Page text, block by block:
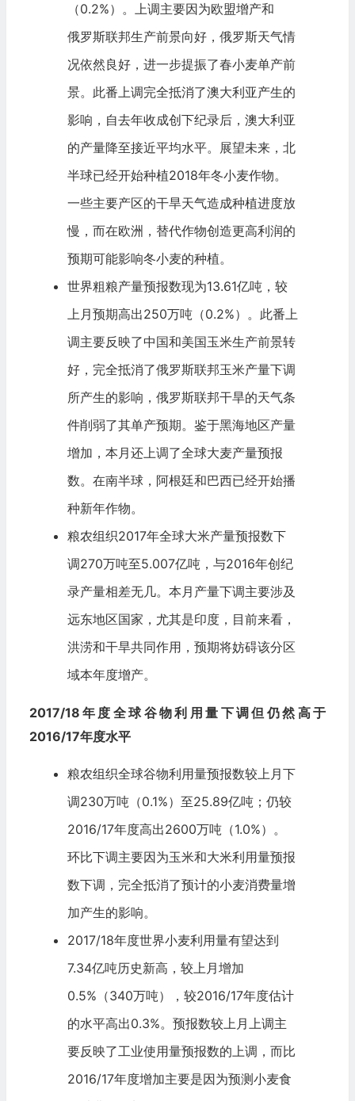
（0.2%）。上调主要因为欧盟增产和
俄罗斯联邦生产前景向好，俄罗斯天气情
况依然良好，进一步提振了春小麦单产前
景。此番上调完全抵消了澳大利亚产生的
影响，自去年收成创下纪录后，澳大利亚
的产量降至接近平均水平。展望未来，北
半球已经开始种植2018年冬小麦作物。
一些主要产区的干旱天气造成种植进度放
慢，而在欧洲，替代作物创造更高利润的
预期可能影响冬小麦的种植。
世界粗粮产量预报数现为13.61亿吨，较
上月预期高出250万吨（0.2%）。此番上
调主要反映了中国和美国玉米生产前景转
好，完全抵消了俄罗斯联邦玉米产量下调
所产生的影响，俄罗斯联邦干旱的天气条
件削弱了其单产预期。鉴于黑海地区产量
增加，本月还上调了全球大麦产量预报
数。在南半球， 阿根廷和巴西已经开始播
种新年作物。
粮农组织2017年全球大米产量预报数下
调270万吨至5.007亿吨，与2016年创纪
录产量相差无几。本月产量下调主要涉及
远东地区国家，尤其是印度，目前来看，
洪涝和干旱共同作用，预期将妨碍该分区
域本年度增产。
2017/18 年度全球谷物利用量下调但仍然高于
2016/17年度水平
粮农组织全球谷物利用量预报数较上月下
调230万吨（0.1%）至25.89亿吨；仍较
2016/17年度高出2600万吨（1.0%）。
环比下调主要因为玉米和大米利用量预报
数下调，完全抵消了预计的小麦消费量增
加产生的影响。
2017/18年度世界小麦利用量有望达到
7.34亿吨历史新高，较上月增加
0.5%（340万吨），较2016/17年度估计
的水平高出0.3%。预报数较上月上调主
要反映了工业使用量预报数的上调，而比
2016/17年度增加主要是因为预测小麦食